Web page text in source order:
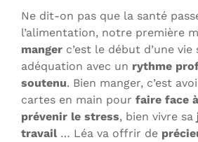
Ne dit-on pas que la santé
l’alimentation, notre première
mangerc’est le début d’une vie
adéquation avec un rythme
soutenu. Bien manger, c’est
cartes en main pour faire face
prévenir le stress, bien vivre sa
travail… Léa va offrir de